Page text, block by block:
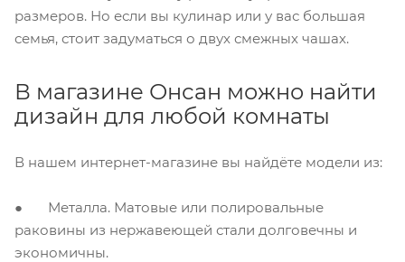
размеров. Но если вы кулинар или у вас большая
семья, стоит задуматься о двух смежных чашах.
В магазине Онсан можно найти
дизайн для любой комнаты
В нашем интернет-магазине вы найдёте модели из:
● Металла. Матовые или полировальные
раковины из нержавеющей стали долговечны и
экономичны.